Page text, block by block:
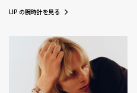
LIP の腕時計を見る